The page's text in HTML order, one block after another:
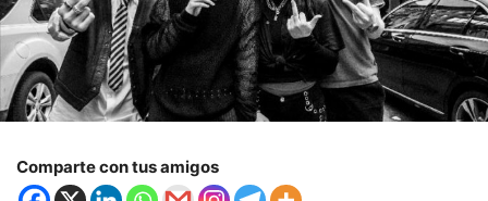
Comparte con tus amigos